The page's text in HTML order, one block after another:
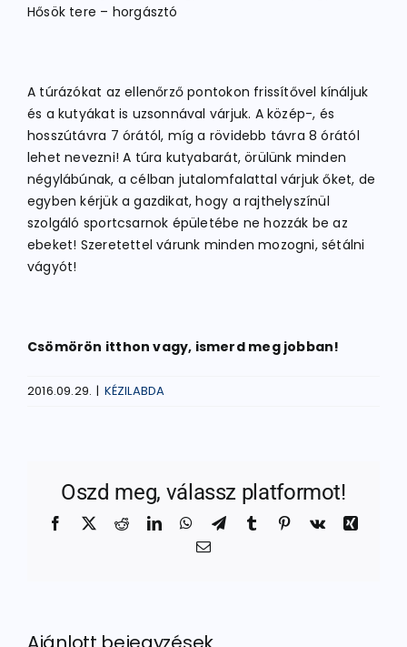
Hősök tere – horgásztó
A túrázókat az ellenőrző pontokon frissítővel kínáljuk
és a kutyákat is uzsonnával várjuk. A közép-, és
hosszútávra 7 órától, míg a rövidebb távra 8 órától
lehet nevezni! A túra kutyabarát, örülünk minden
négylábúnak, a célban jutalomfalattal várjuk őket, de
egyben kérjük a gazdikat, hogy a rajthelyszínül
szolgáló sportcsarnok épületébe ne hozzák be az
ebeket! Szeretettel várunk minden mozogni, sétálni
vágyót!
Csömörön itthon vagy, ismerd meg jobban!
2016.09.29. | KÉZILABDA
Oszd meg, válassz platformot!
Facebook
X RedditLinkedInWhatsApp
TelegramTumblr Pinterest
Vk
Xing
Email: